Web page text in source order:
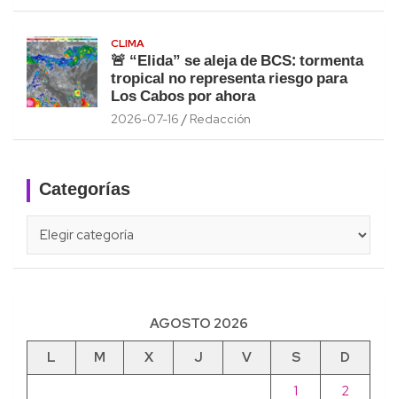
CLIMA
🚨 “Elida” se aleja de BCS: tormenta
tropical no representa riesgo para
Los Cabos por ahora
2026-07-16 Redacción
Categorías
AGOSTO 2026
L
M X J V S
D
1
2